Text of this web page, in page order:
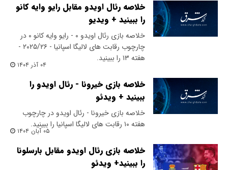
خلاصه رئال اویدو مقابل رایو وایه کانو
را ببینید + ویدیو
خلاصه بازی رئال اویدو ۰ - رایو وایه کانو ۰ در
چارچوب رقابت های لالیگا اسپانیا - ۲۰۲۵/۲۶ -
هفته ۱۳ را ببینید.
۰۴ آذر ۱۴۰۴
خلاصه بازی خیرونا - رئال اویدو را
ببینید + ویدئو
خلاصه بازی خیرونا - رئال اویدو در چارچوب
هفته ۱۰ رقابت های لالیگا اسپانیا را ببینید.
۰۵ آبان ۱۴۰۴
خلاصه بازی رئال اویدو مقابل بارسلونا
را ببینید+ ویدئو